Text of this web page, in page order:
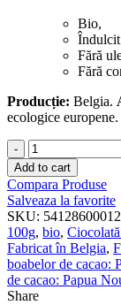
Bio,
Îndulcit
Fără
Fără
Producție: Belgia.
ecologice europene.
Ciocolată
cu
lapte
bio
37%
quantity
Add to cart
Compara Produse
Salveaza la favorite
SKU:
100g, bio,
Fabricat în Belgia,
boabelor de cacao:
de cacao: Papua
Share